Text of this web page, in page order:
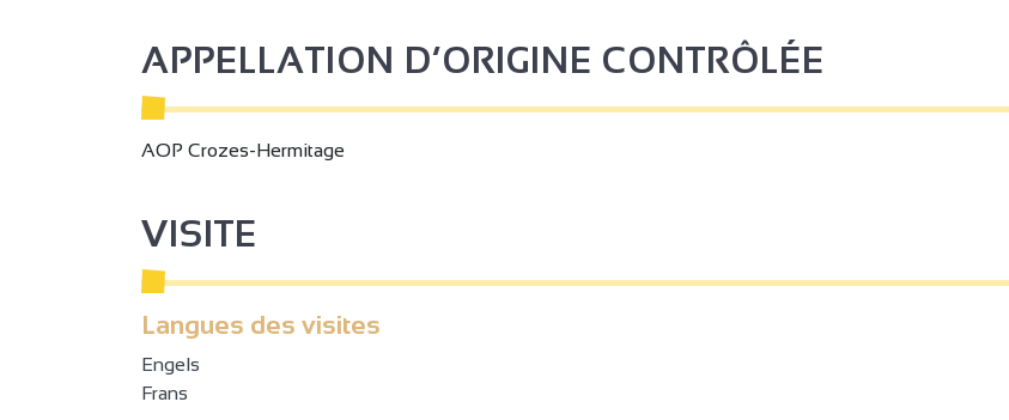
APPELLATION D’ORIGINE CONTRÔLÉE
AOP Crozes-Hermitage
VISITE
Langues des visites
Engels
Frans